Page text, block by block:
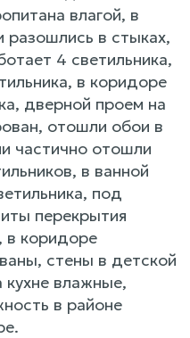
влагой, в
разошлись в стыках,
4 светильника,
в коридоре
дверной проем на
отошли обои в
частично отошли
в ванной
под
перекрытия
в коридоре
стены в детской
кухне влажные,
в районе